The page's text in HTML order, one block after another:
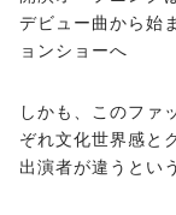
デビュー曲から始
ョンショーへ
しかも、このファ
ぞれ文化世界感と
出演者が違うとい